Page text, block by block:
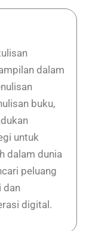
dalam
buku,
untuk
dalam dunia
peluang
dan
digital.